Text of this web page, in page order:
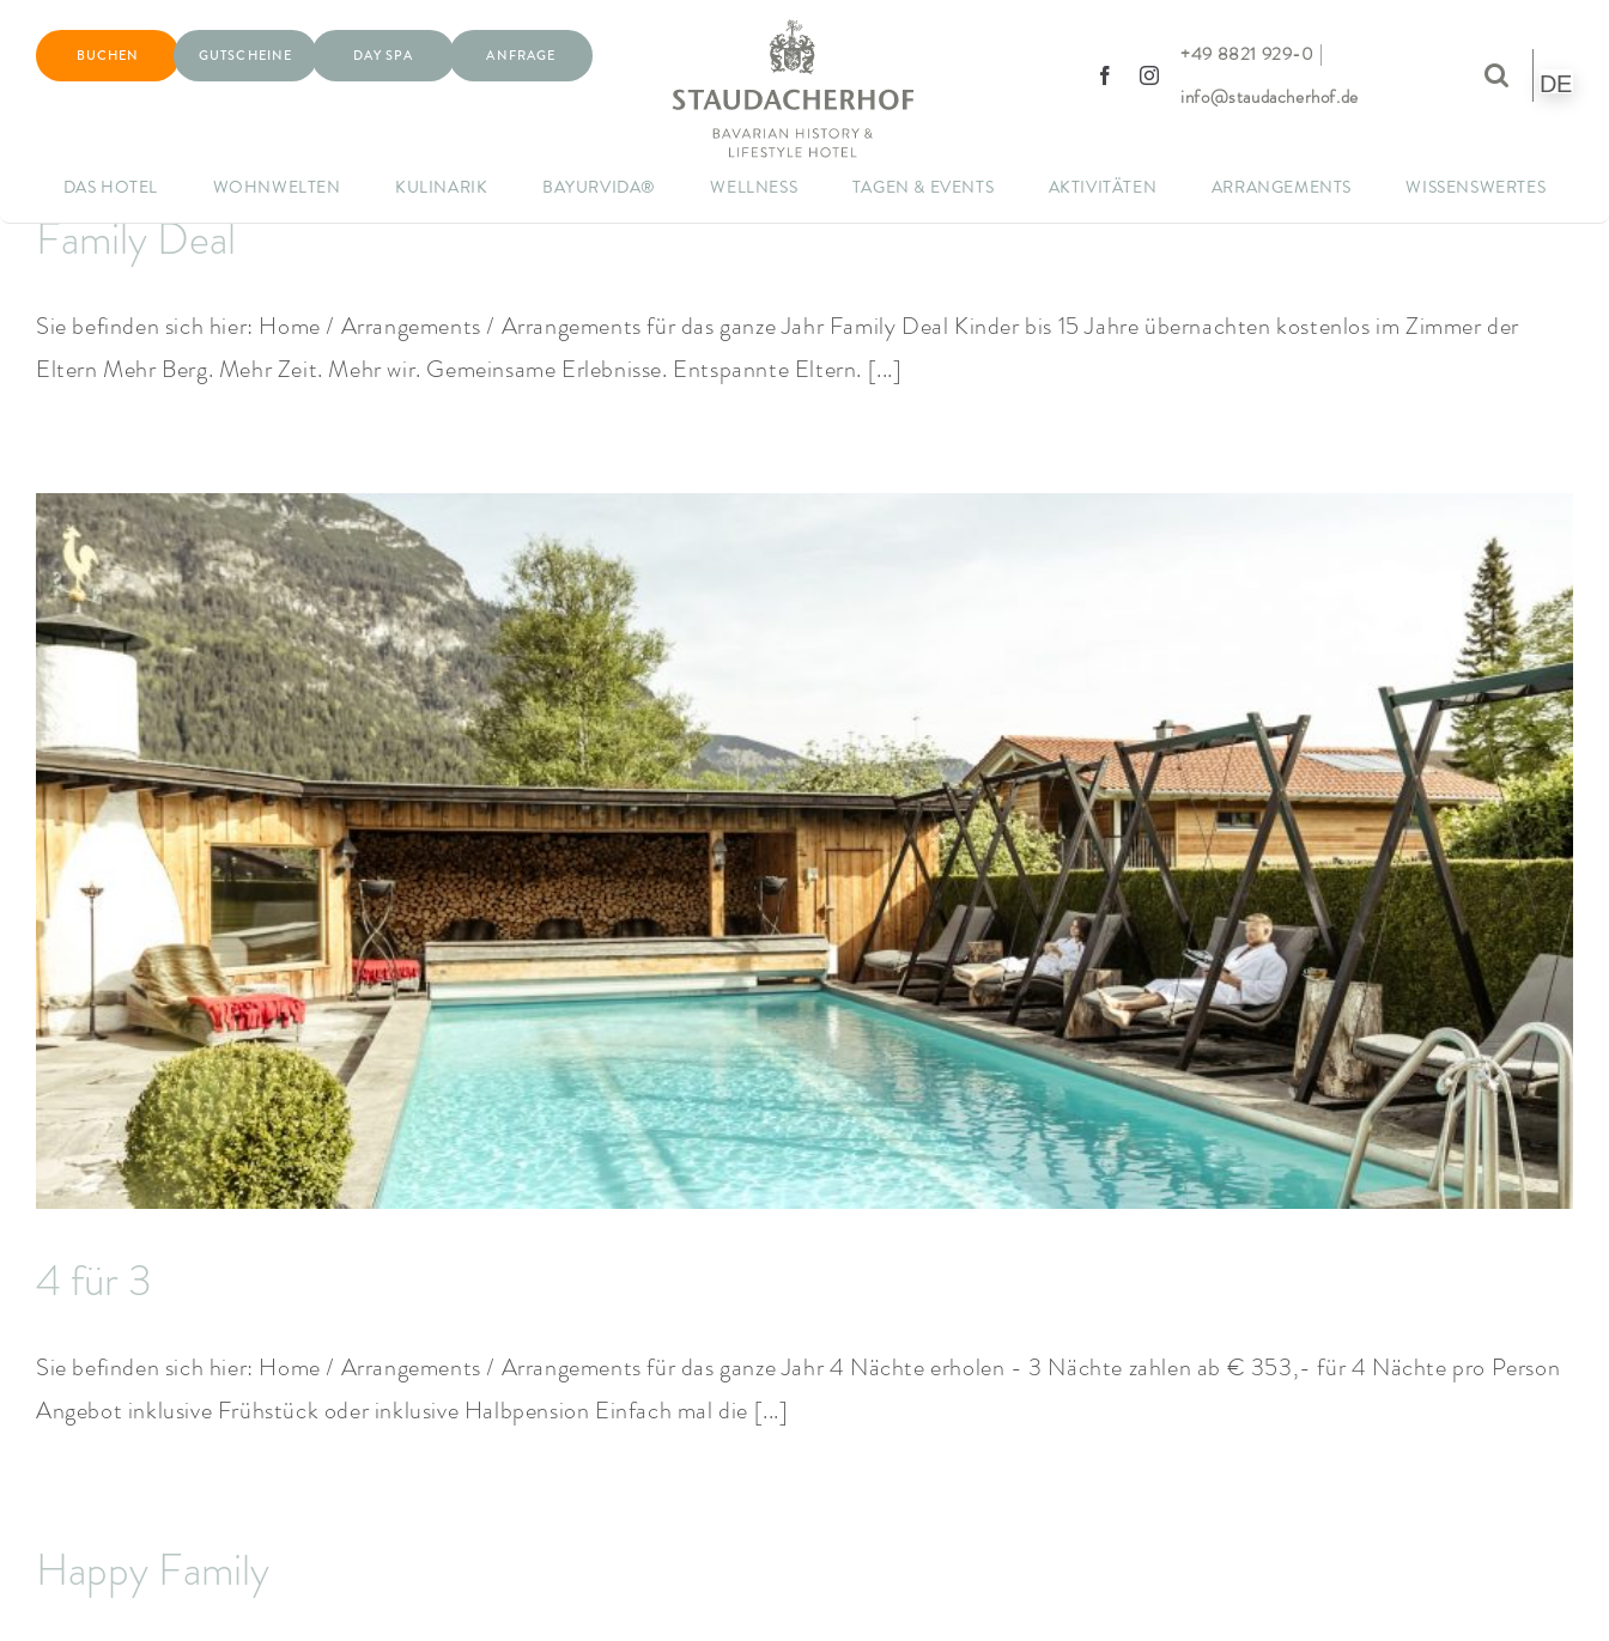
BUCHEN GUTSCHEINE DAY SPA ANFRAGE +49 8821 929-0
info@staudacherhof.de DE
DAS HOTEL WOHNWELTEN KULINARIK BAYURVIDA® WELLNESS TAGEN & EVENTS AKTIVITÄTEN ARRANGEMENTS WISSENSWERTES
Family Deal
Sie befinden sich hier: Home / Arrangements / Arrangements für das ganze Jahr Family Deal Kinder bis 15 Jahre übernachten kostenlos im Zimmer der
Eltern Mehr Berg. Mehr Zeit. Mehr wir. Gemeinsame Erlebnisse. Entspannte Eltern. [...]
4 für 3
Sie befinden sich hier: Home / Arrangements / Arrangements für das ganze Jahr 4 Nächte erholen - 3 Nächte zahlen ab € 353,- für 4 Nächte pro Person
Angebot inklusive Frühstück oder inklusive Halbpension Einfach mal die [...]
Happy Family